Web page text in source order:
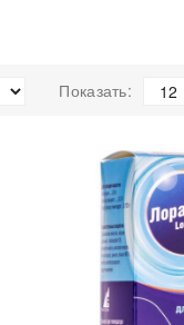
Показать: